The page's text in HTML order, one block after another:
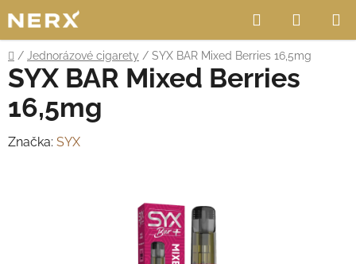
na
obsah
Hledat
KOŠÍK
Domů
/ Jednorázové cigarety / SYX BAR Mixed Berries 16,5mg
SYX BAR Mixed Berries
16,5mg
Značka: SYX